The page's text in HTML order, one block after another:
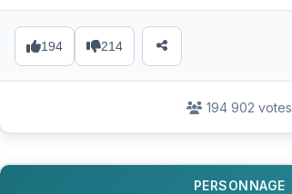
194 214
194 902 votes
PERSONNAGE